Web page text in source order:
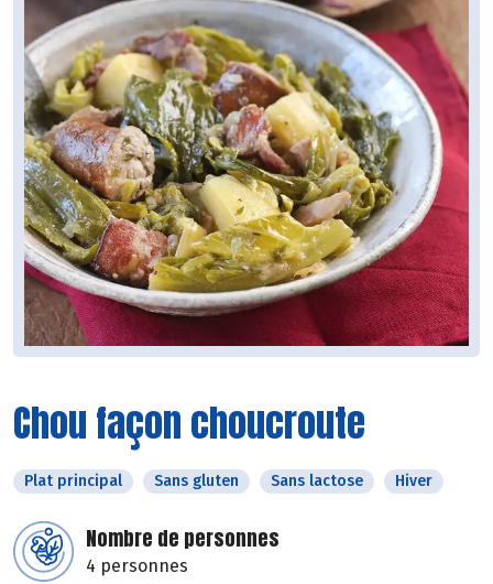
Chou façon choucroute
Plat principal Sans gluten Sans lactose Hiver
Nombre de personnes
4 personnes